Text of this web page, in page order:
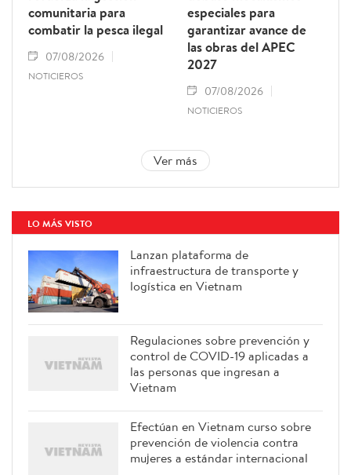
comunitaria para
combatir la pesca ilegal
07/08/2026
NOTICIEROS
especiales para
garantizar avance de
las obras del APEC
2027
07/08/2026
NOTICIEROS
Ver más
LO MÁS VISTO
Lanzan plataforma de
infraestructura de transporte y
logística en Vietnam
Regulaciones sobre prevención y
control de COVID-19 aplicadas a
las personas que ingresan a
Vietnam
Efectúan en Vietnam curso sobre
prevención de violencia contra
mujeres a estándar internacional